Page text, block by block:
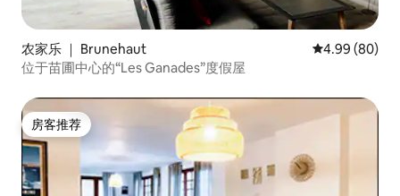
农家乐 ｜ Brunehaut 平均评分 4.99
4.99 (80)
位于苗圃中心的“Les Ganades”度假屋
房客推荐
房客推荐